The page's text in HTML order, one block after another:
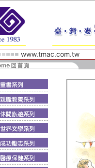
www.tmac.com.tw